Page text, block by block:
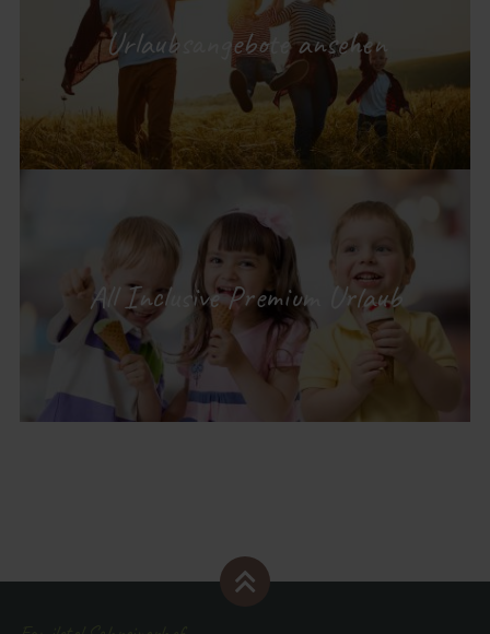
Urlaubsangebote ansehen
All Inclusive Premium Urlaub